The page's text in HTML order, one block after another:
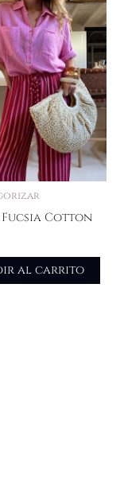
Fucsia Cotton
al carrito